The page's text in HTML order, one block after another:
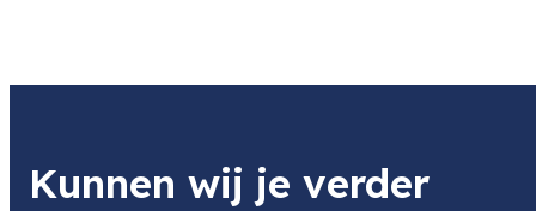
Product
G7A009B-S
Kunnen wij je verder